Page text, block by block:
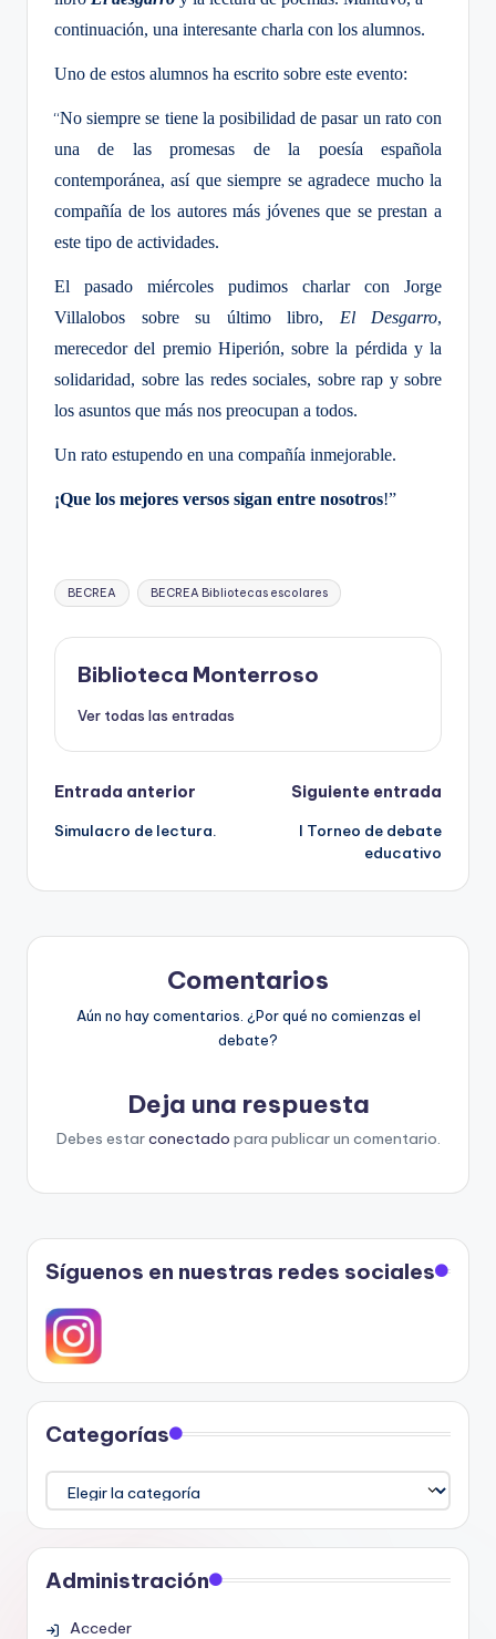
continuación, una interesante charla con los alumnos.
Uno de estos alumnos ha escrito sobre este evento:
“No siempre se tiene la posibilidad de pasar un rato con
una de las promesas de la poesía española
contemporánea, así que siempre se agradece mucho la
compañía de los autores más jóvenes que se prestan a
este tipo de actividades.
El pasado miércoles pudimos charlar con Jorge
Villalobos sobre su último libro, El Desgarro,
merecedor del premio Hiperión, sobre la pérdida y la
solidaridad, sobre las redes sociales, sobre rap y sobre
los asuntos que más nos preocupan a todos.
Un rato estupendo en una compañía inmejorable.
¡Que los mejores versos sigan entre nosotros!”
Etiquetas:
BECREA BECREA Bibliotecas escolares
Biblioteca Monterroso
Ver todas las entradas
Navegación
de
entradas
Entrada anterior
Simulacro de lectura.
Siguiente entrada
I Torneo de debate
educativo
Comentarios
Aún no hay comentarios. ¿Por qué no comienzas el
debate?
Deja una respuesta
Debes estarconectado para publicar un comentario.
Síguenos en nuestras redes sociales
Categorías
Categorías
Administración
Acceder